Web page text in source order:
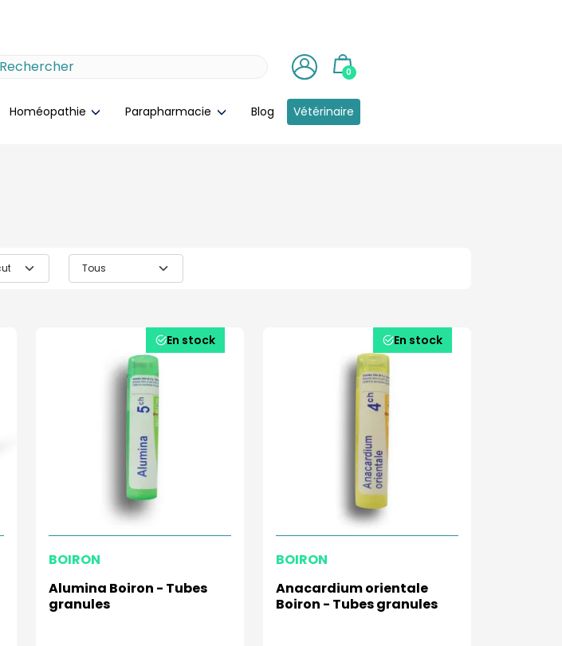
0
Homéopathie Parapharmacie Blog Vétérinaire
En stock
BOIRON
Alumina Boiron - Tubes
granules
En stock
BOIRON
Anacardium orientale
Boiron - Tubes granules